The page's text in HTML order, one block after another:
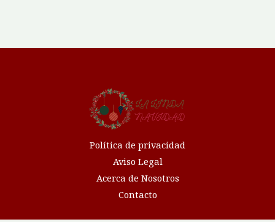
Política de privacidad
Aviso Legal
Acerca de Nosotros
Contacto